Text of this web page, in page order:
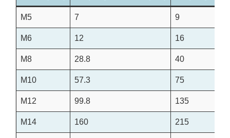
M5 7 9
M6 12 16
M8 28.8 40
M10 57.3 75
M12 99.8 135
M14 160 215